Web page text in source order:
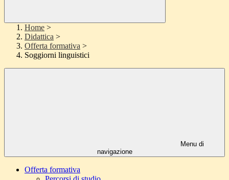
Home >
Didattica >
Offerta formativa >
Soggiorni linguistici
Menu di
navigazione
Offerta formativa